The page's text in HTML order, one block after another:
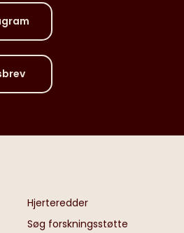
Hjerteredder
Søg forskningsstøtte